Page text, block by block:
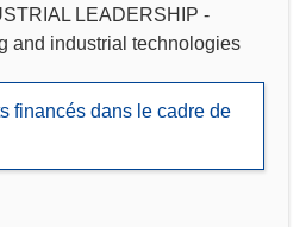
LEADERSHIP -
and industrial technologies
financés dans le cadre de